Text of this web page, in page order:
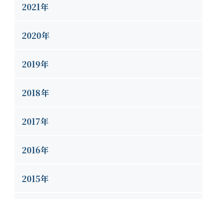
2021年
2020年
2019年
2018年
2017年
2016年
2015年